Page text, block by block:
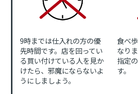
9時までは仕入れの方の優
先時間です。店を回ってい
る買い付けている人を見か
けたら、邪魔にならないよ
うにしましょう。
食べ
なり
指定
す。